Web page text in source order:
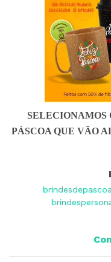
SELECIONAMOS
PÁSCOA QUE VÃO
brindesdepascoa